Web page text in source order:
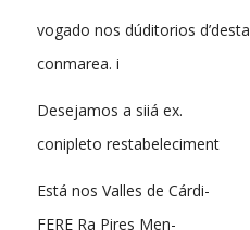
vogado nos dúditorios d’desta
conmarea. i
Desejamos a siiá ex.
conipleto restabeleciment
Está nos Valles de Cárdi-
FERE Ra Pires Men-